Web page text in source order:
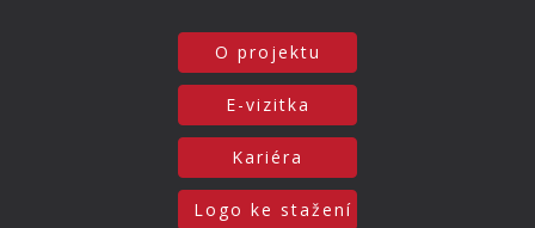
O projektu
E-vizitka
Kariéra
Logo ke stažení